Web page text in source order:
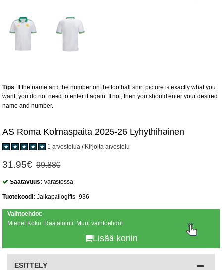
Tips: If the name and the number on the football shirt picture is exactly what you
want, you do not need to enter it again. If not, then you should enter your desired
name and number.
AS Roma Kolmaspaita 2025-26 Lyhythihainen
1 arvostelua / Kirjoita arvostelu
31.95€ 99.88€
Saatavuus: Varastossa
Tuotekoodi: Jalkapallogifts_936
Vaihtoehdot:
Miehet Koko Räätälöinti Muut vaihtoehdot
Lisää koriin
ESITTELY